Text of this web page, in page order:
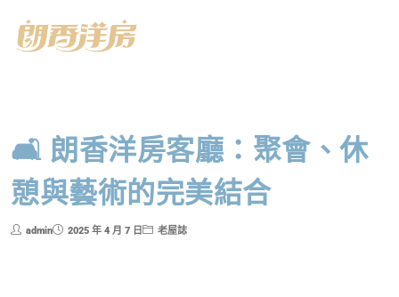
🛋️ 朗香洋房客廳：聚會、休
憩與藝術的完美結合
admin 2025 年 4 月 7 日 老屋誌